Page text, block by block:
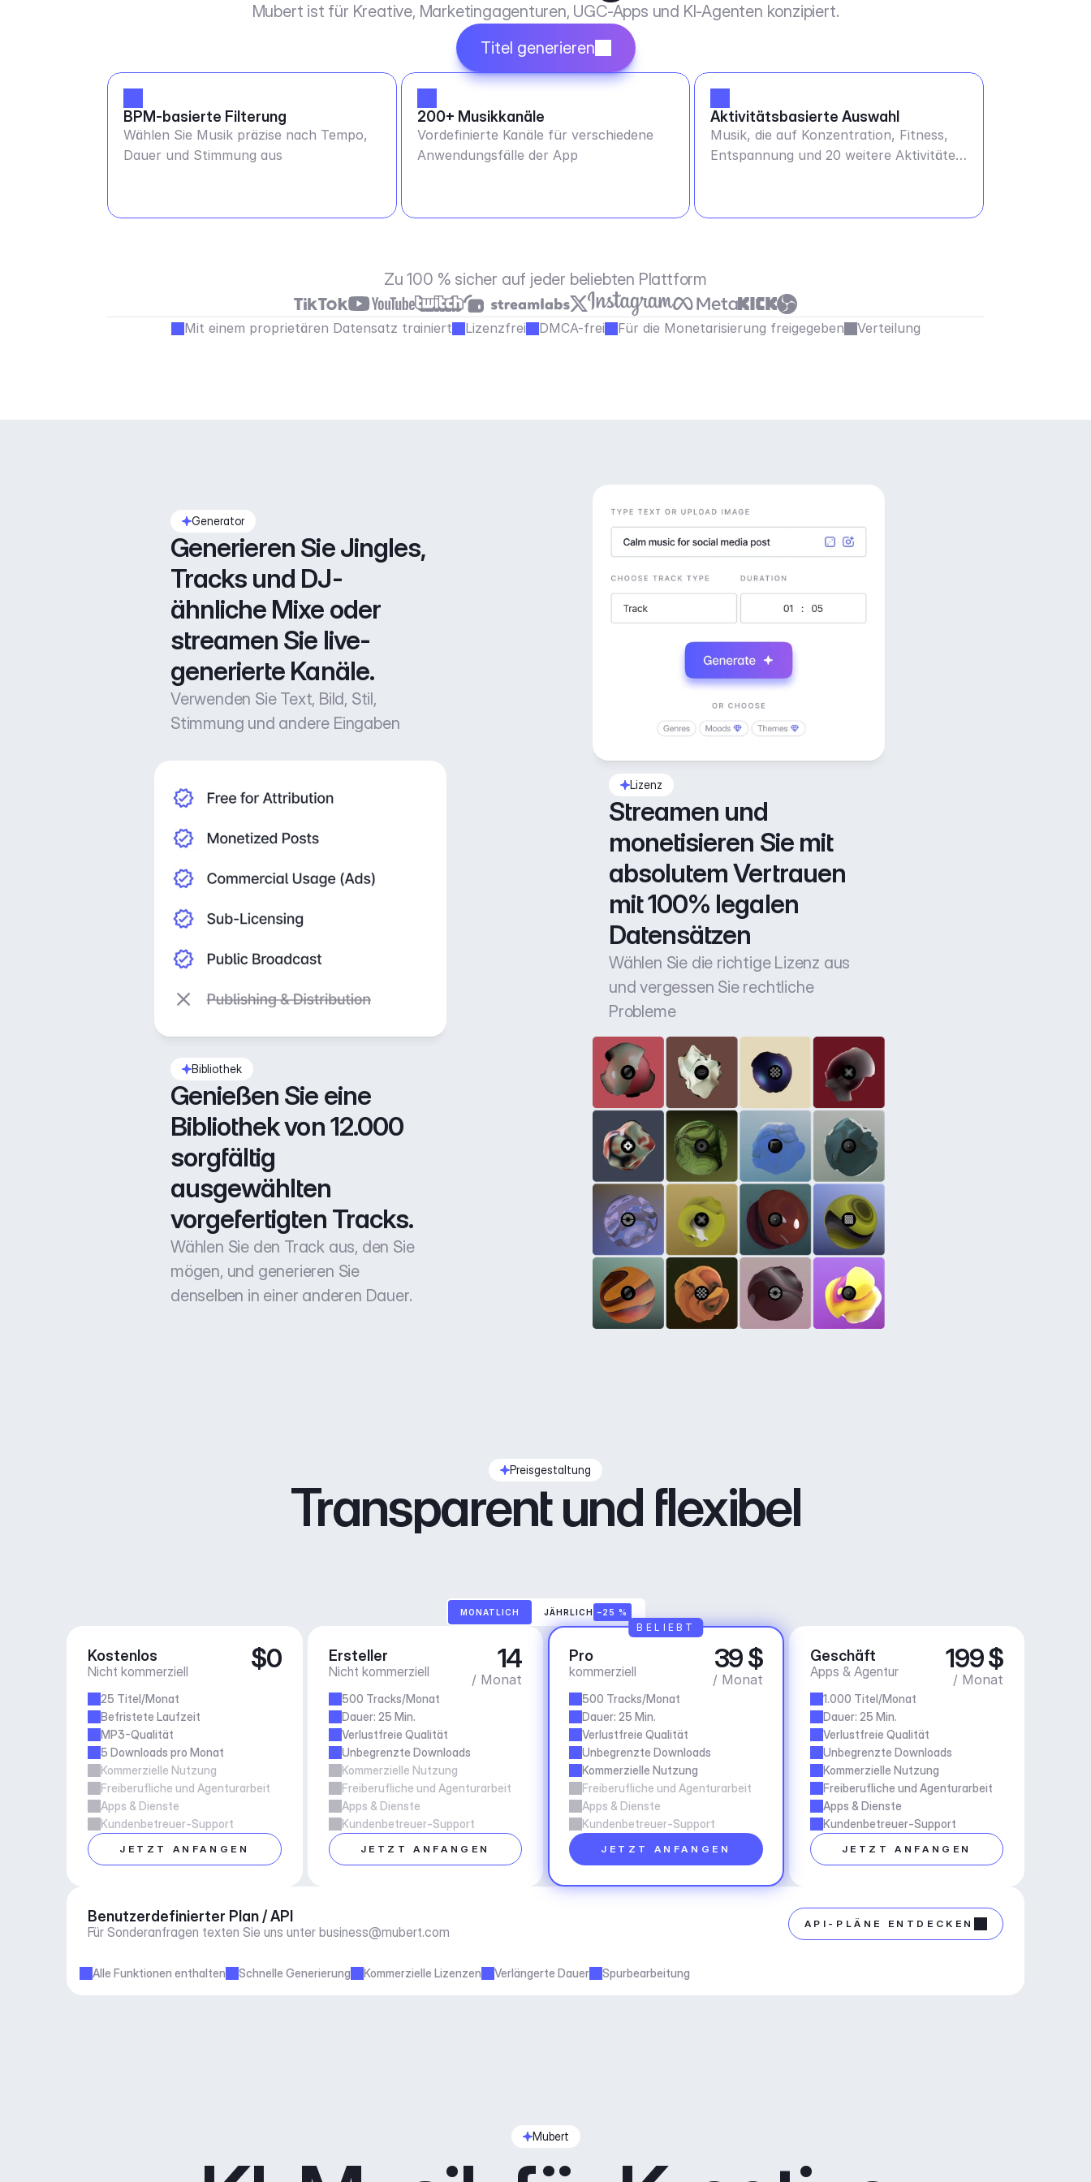
Mubert ist für Kreative, Marketingagenturen, UGC-Apps und KI-Agenten konzipiert.
Titel generieren
BPM-basierte Filterung
Wählen Sie Musik präzise nach Tempo,
Dauer und Stimmung aus
200+ Musikkanäle
Vordefinierte Kanäle für verschiedene
Anwendungsfälle der App
Aktivitätsbasierte Auswahl
Musik, die auf Konzentration, Fitness,
Entspannung und 20 weitere Aktivitäten
Zu 100 % sicher auf jeder beliebten Plattform
Mit einem proprietären Datensatz trainiert Lizenzfrei DMCA-frei Für die Monetarisierung freigegeben Verteilung
Generator
Generieren Sie Jingles,
Tracks und DJ-
ähnliche Mixe oder
streamen Sie live-
generierte Kanäle.
Verwenden Sie Text, Bild, Stil,
Stimmung und andere Eingaben
Lizenz
Streamen und
monetisieren Sie mit
absolutem Vertrauen
mit 100% legalen
Datensätzen
Wählen Sie die richtige Lizenz aus
und vergessen Sie rechtliche
Probleme
Bibliothek
Genießen Sie eine
Bibliothek von 12.000
sorgfältig
ausgewählten
vorgefertigten Tracks.
Wählen Sie den Track aus, den Sie
mögen, und generieren Sie
denselben in einer anderen Dauer.
Preisgestaltung
Transparent und flexibel
MONATLICH JÄHRLICH –25 %
Kostenlos
Nicht kommerziell $0
25 Titel/Monat
Befristete Laufzeit
MP3-Qualität
5 Downloads pro Monat
Kommerzielle Nutzung
Freiberufliche und Agenturarbeit
Apps & Dienste
Kundenbetreuer-Support
JETZT ANFANGEN
Ersteller
Nicht kommerziell 14
/ Monat
500 Tracks/Monat
Dauer: 25 Min.
Verlustfreie Qualität
Unbegrenzte Downloads
Kommerzielle Nutzung
Freiberufliche und Agenturarbeit
Apps & Dienste
Kundenbetreuer-Support
JETZT ANFANGEN
Pro
kommerziell 39 $
/ Monat
500 Tracks/Monat
Dauer: 25 Min.
Verlustfreie Qualität
Unbegrenzte Downloads
Kommerzielle Nutzung
Freiberufliche und Agenturarbeit
Apps & Dienste
Kundenbetreuer-Support
JETZT ANFANGEN
BELIEBT
Geschäft
Apps & Agentur 199 $
/ Monat
1.000 Titel/Monat
Dauer: 25 Min.
Verlustfreie Qualität
Unbegrenzte Downloads
Kommerzielle Nutzung
Freiberufliche und Agenturarbeit
Apps & Dienste
Kundenbetreuer-Support
JETZT ANFANGEN
Benutzerdefinierter Plan / API
Für Sonderanfragen texten Sie uns unter business@mubert.com
API-PLÄNE ENTDECKEN
Alle Funktionen enthalten Schnelle Generierung Kommerzielle Lizenzen Verlängerte Dauer Spurbearbeitung
Mubert